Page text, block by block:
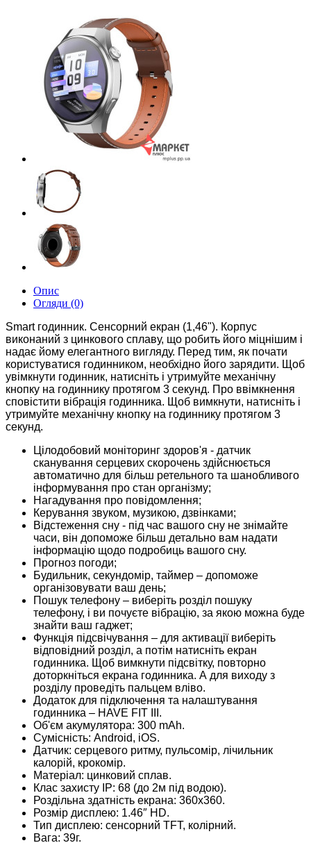
Опис
Огляди (0)
Smart годинник. Сенсорний екран (1,46"). Корпус
виконаний з цинкового сплаву, що робить його міцнішим і
надає йому елегантного вигляду. Перед тим, як почати
користуватися годинником, необхідно його зарядити. Щоб
увімкнути годинник, натисніть і утримуйте механічну
кнопку на годиннику протягом 3 секунд. Про ввімкнення
сповістити вібрація годинника. Щоб вимкнути, натисніть і
утримуйте механічну кнопку на годиннику протягом 3
секунд.
Цілодобовий моніторинг здоров'я - датчик
сканування серцевих скорочень здійснюється
автоматично для більш ретельного та шанобливого
інформування про стан організму;
Нагадування про повідомлення;
Керування звуком, музикою, дзвінками;
Відстеження сну - під час вашого сну не знімайте
часи, він допоможе більш детально вам надати
інформацію щодо подробиць вашого сну.
Прогноз погоди;
Будильник, секундомір, таймер – допоможе
організовувати ваш день;
Пошук телефону – виберіть розділ пошуку
телефону, і ви почуєте вібрацію, за якою можна буде
знайти ваш гаджет;
Функція підсвічування – для активації виберіть
відповідний розділ, а потім натисніть екран
годинника. Щоб вимкнути підсвітку, повторно
доторкніться екрана годинника. А для виходу з
розділу проведіть пальцем вліво.
Додаток для підключення та налаштування
годинника – HAVE FIT III.
Об'єм акумулятора: 300 mAh.
Сумісність: Android, iOS.
Датчик: серцевого ритму, пульсомір, лічильник
калорій, крокомір.
Матеріал: цинковий сплав.
Клас захисту IP: 68 (до 2м під водою).
Роздільна здатність екрана: 360х360.
Розмір дисплею: 1.46″ HD.
Тип дисплею: сенсорний TFT, колірний.
Вага: 39г.